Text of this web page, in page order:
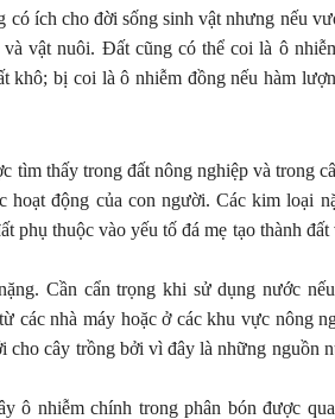
ích cho đời sống sinh vật nhưng nếu
vật nuôi. Đất cũng có thể coi là ô
khô; bị coi là ô nhiễm đồng nếu hàm
tìm thấy trong đất nông nghiệp và trong
hoạt động của con người. Các kim loại
phụ thuộc vào yếu tố đá mẹ tạo thành đất
Cần cẩn trọng khi sử dụng nước
các nhà máy hoặc ở các khu vực nông
cho cây trồng bởi vì đây là những nguồn
ô nhiễm chính trong phân bón được